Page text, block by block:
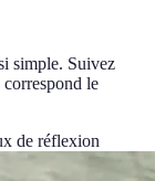
simple. Suivez
le
de réflexion